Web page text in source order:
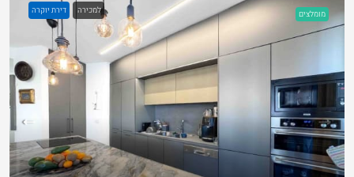
מומלצים למכירה דירת יוקרה